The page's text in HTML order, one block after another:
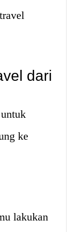
dari
ke
lakukan